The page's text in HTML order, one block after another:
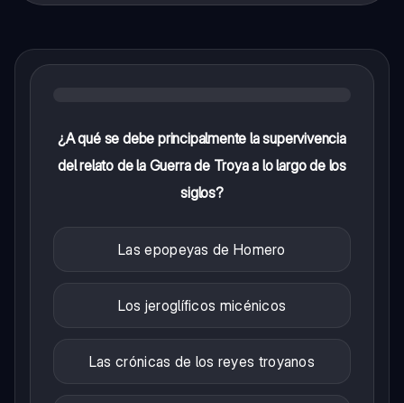
¿A qué se debe principalmente la supervivencia
del relato de la Guerra de Troya a lo largo de los
siglos?
Las epopeyas de Homero
Los jeroglíficos micénicos
Las crónicas de los reyes troyanos